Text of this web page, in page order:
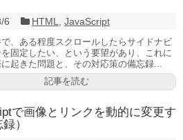
6 HTML, JavaScript
、ある程度スクロールしたらサイドナビ
固定したい、という要望があり、これに
起きた問題と、その対応策の備忘録...
記事を読む
で画像とリンクを動的に変更す
）